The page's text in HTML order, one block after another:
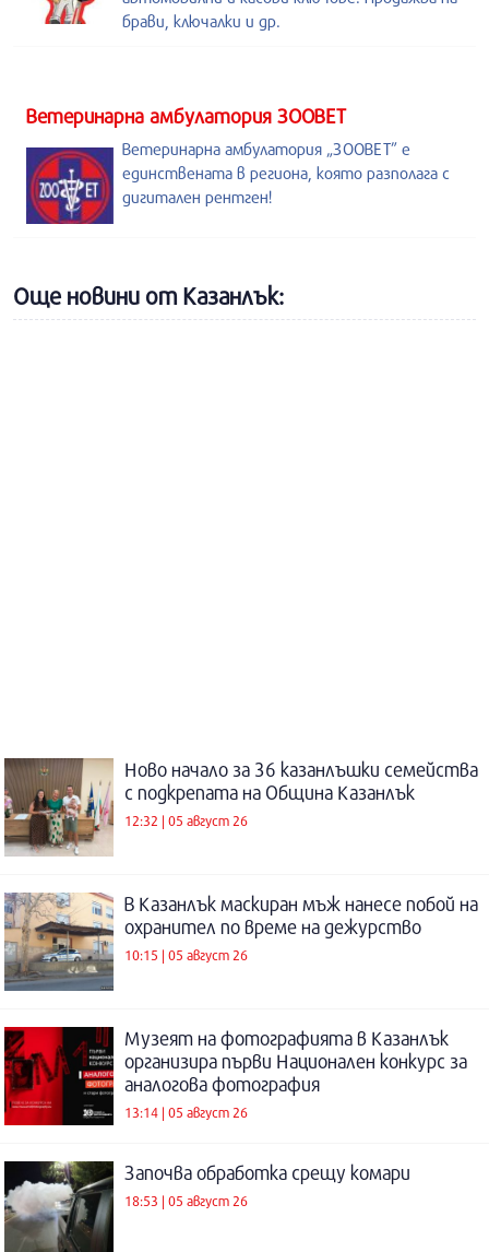
брави, ключалки и др.
Ветеринарна амбулатория ЗООВЕТ
Ветеринарна амбулатория „ЗООВЕТ” е
единствената в региона, която разполага с
дигитален рентген!
Още новини от Казанлък:
Ново начало за 36 казанлъшки семейства
с подкрепата на Община Казанлък
12:32 | 05 август 26
В Казанлък маскиран мъж нанесе побой на
охранител по време на дежурство
10:15 | 05 август 26
Музеят на фотографията в Казанлък
организира първи Национален конкурс за
аналогова фотография
13:14 | 05 август 26
Започва обработка срещу комари
18:53 | 05 август 26